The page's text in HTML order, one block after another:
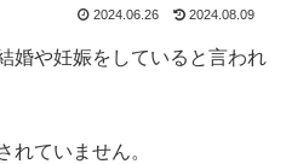
2024.06.26 2024.08.09
婚や妊娠をしていると言われ
れていません。